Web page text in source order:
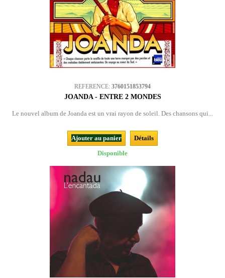
REFERENCE: 3760151853794
JOANDA - ENTRE 2 MONDES
Le nouvel album de Joanda est un vrai rayon de soleil. Des chansons qui...
Ajouter au panier
Détails
Disponible